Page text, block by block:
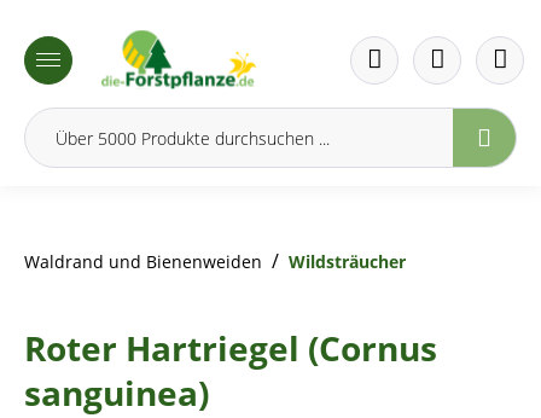
springen
Waldrand und Bienenweiden / Wildsträucher
Roter Hartriegel (Cornus
sanguinea)